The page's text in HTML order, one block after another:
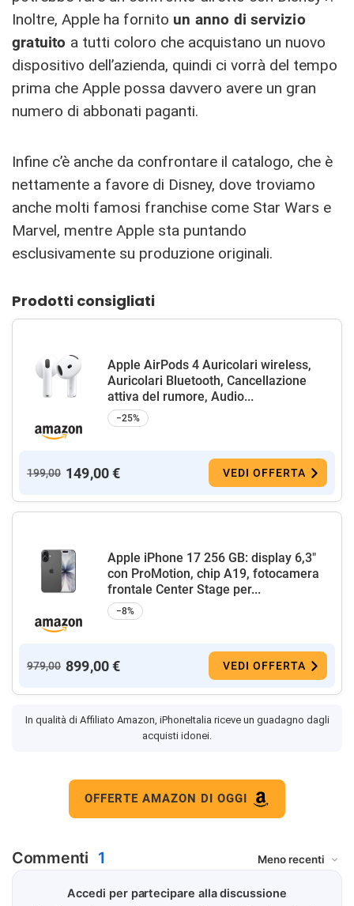
Inoltre, Apple ha fornito un anno di servizio
gratuito a tutti coloro che acquistano un nuovo
dispositivo dell’azienda, quindi ci vorrà del tempo
prima che Apple possa davvero avere un gran
numero di abbonati paganti.
Infine c’è anche da confrontare il catalogo, che è
nettamente a favore di Disney, dove troviamo
anche molti famosi franchise come Star Wars e
Marvel, mentre Apple sta puntando
esclusivamente su produzione originali.
Prodotti consigliati
Apple AirPods 4 Auricolari wireless,
Auricolari Bluetooth, Cancellazione
attiva del rumore, Audio...
−25%
199,00 149,00 € VEDI OFFERTA
Apple iPhone 17 256 GB: display 6,3"
con ProMotion, chip A19, fotocamera
frontale Center Stage per...
−8%
979,00 899,00 € VEDI OFFERTA
In qualità di Affiliato Amazon, iPhoneItalia riceve un guadagno dagli
acquisti idonei.
OFFERTE AMAZON DI OGGI
Commenti 1
Accedi per partecipare alla discussione